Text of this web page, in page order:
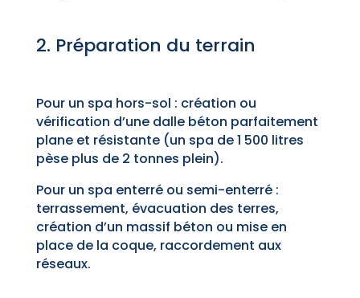
2. Préparation du terrain
Pour un spa hors-sol : création ou
vérification d’une dalle béton parfaitement
plane et résistante (un spa de 1 500 litres
pèse plus de 2 tonnes plein).
Pour un spa enterré ou semi-enterré :
terrassement, évacuation des terres,
création d’un massif béton ou mise en
place de la coque, raccordement aux
réseaux.